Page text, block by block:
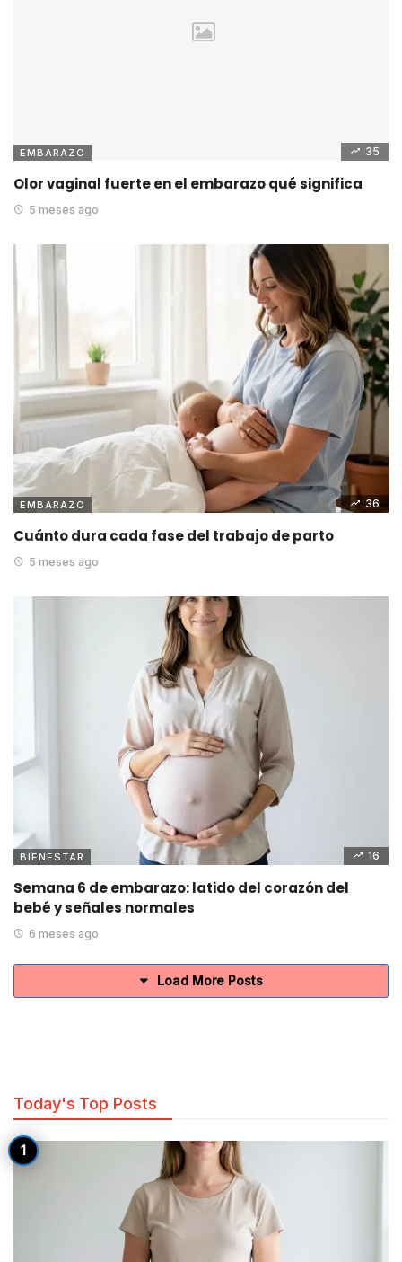
EMBARAZO 35
Olor vaginal fuerte en el embarazo qué significa
5 meses ago
EMBARAZO 36
Cuánto dura cada fase del trabajo de parto
5 meses ago
BIENESTAR 16
Semana 6 de embarazo: latido del corazón del
bebé y señales normales
6 meses ago
Load More Posts
Today's Top Posts